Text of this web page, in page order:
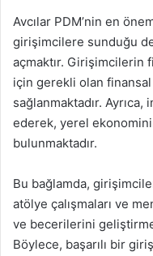
Avcılar PDM’nin en
girişimcilere sunduğu
açmaktır.
için gerekli olan
sağlanmaktadır.
ederek, yerel
bulunmaktadır.
Bu bağlamda,
atölye çalışmaları ve
ve becerilerini
Böylece, başarılı bir